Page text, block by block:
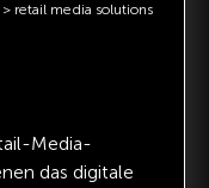
> retail media solutions
Media-
das digitale